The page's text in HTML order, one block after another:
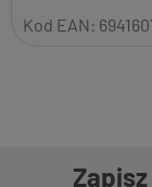
Kod EAN: